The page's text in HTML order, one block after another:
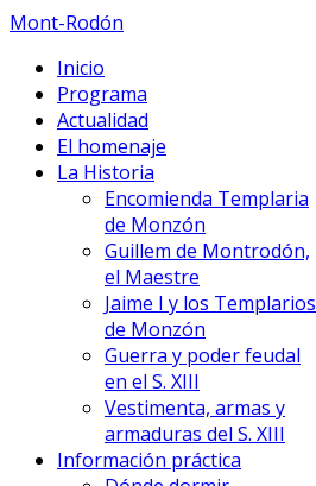
Mont-Rodón
Inicio
Programa
Actualidad
El homenaje
La Historia
Encomienda Templaria
de Monzón
Guillem de Montrodón,
el Maestre
Jaime I y los Templarios
de Monzón
Guerra y poder feudal
en el S. XIII
Vestimenta, armas y
armaduras del S. XIII
Información práctica